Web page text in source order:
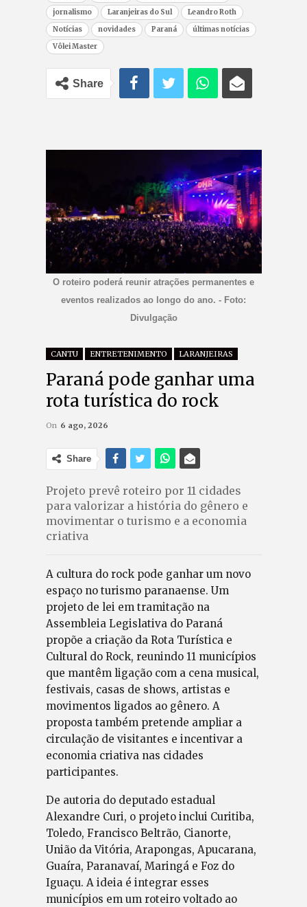
jornalismo
Laranjeiras do Sul
Leandro Roth
Notícias
novidades Paraná
últimas notícias
Vôlei Master
Share
O roteiro poderá reunir atrações permanentes e
eventos realizados ao longo do ano. - Foto:
Divulgação
CANTU ENTRETENIMENTO LARANJEIRAS
Paraná pode ganhar uma
rota turística do rock
On 6 ago, 2026
Share
Projeto prevê roteiro por 11 cidades
para valorizar a história do gênero e
movimentar o turismo e a economia
criativa
A cultura do rock pode ganhar um novo
espaço no turismo paranaense. Um
projeto de lei em tramitação na
Assembleia Legislativa do Paraná
propõe a criação da Rota Turística e
Cultural do Rock, reunindo 11 municípios
que mantêm ligação com a cena musical,
festivais, casas de shows, artistas e
movimentos ligados ao gênero. A
proposta também pretende ampliar a
circulação de visitantes e incentivar a
economia criativa nas cidades
participantes.
De autoria do deputado estadual
Alexandre Curi, o projeto inclui Curitiba,
Toledo, Francisco Beltrão, Cianorte,
União da Vitória, Arapongas, Apucarana,
Guaíra, Paranavaí, Maringá e Foz do
Iguaçu. A ideia é integrar esses
municípios em um roteiro voltado ao